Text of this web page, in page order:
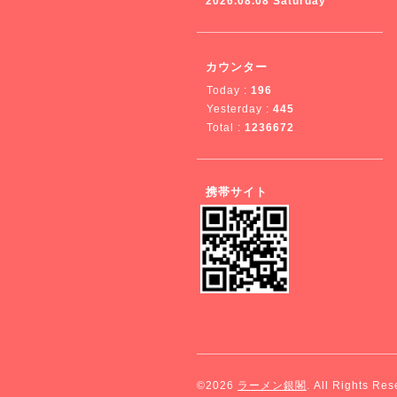
カウンター
Today : 196
Yesterday : 445
Total : 1236672
携帯サイト
©2026 ラーメン銀閣 . All Rights